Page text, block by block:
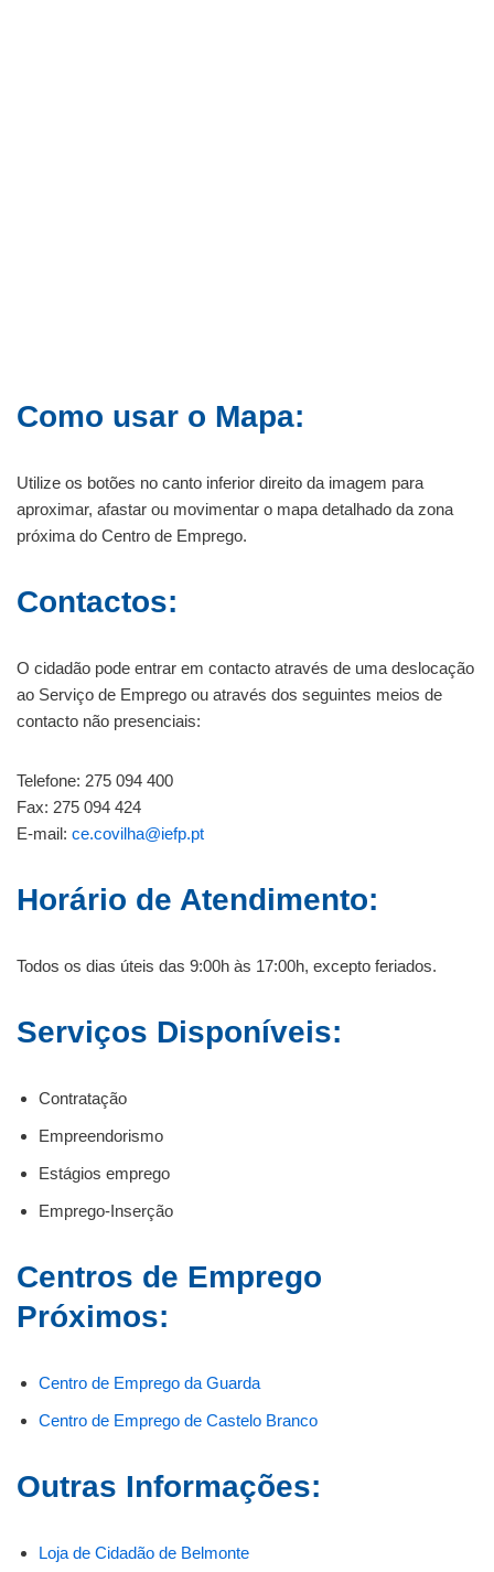
Como usar o Mapa:
Utilize os botões no canto inferior direito da imagem para
aproximar, afastar ou movimentar o mapa detalhado da zona
próxima do Centro de Emprego.
Contactos:
O cidadão pode entrar em contacto através de uma deslocação
ao Serviço de Emprego ou através dos seguintes meios de
contacto não presenciais:
Telefone: 275 094 400
Fax: 275 094 424
E-mail: ce.covilha@iefp.pt
Horário de Atendimento:
Todos os dias úteis das 9:00h às 17:00h, excepto feriados.
Serviços Disponíveis:
Contratação
Empreendorismo
Estágios emprego
Emprego-Inserção
Centros de Emprego
Próximos:
Centro de Emprego da Guarda
Centro de Emprego de Castelo Branco
Outras Informações:
Loja de Cidadão de Belmonte